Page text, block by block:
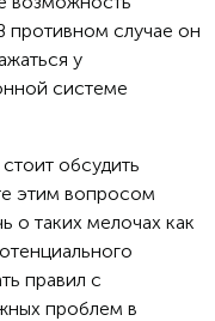
противном случае он
у
системе
обсудить
этим вопросом
о таких мелочах как
правил с
проблем в